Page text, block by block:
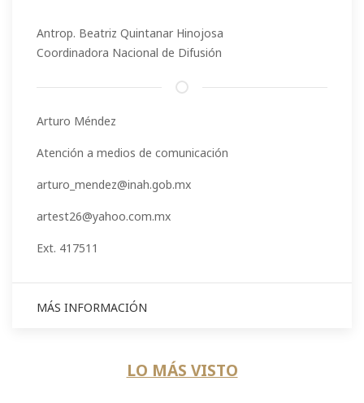
Antrop. Beatriz Quintanar Hinojosa
Coordinadora Nacional de Difusión
Arturo Méndez
Atención a medios de comunicación
arturo_mendez@inah.gob.mx
artest26@yahoo.com.mx
Ext. 417511
MÁS INFORMACIÓN
LO MÁS VISTO